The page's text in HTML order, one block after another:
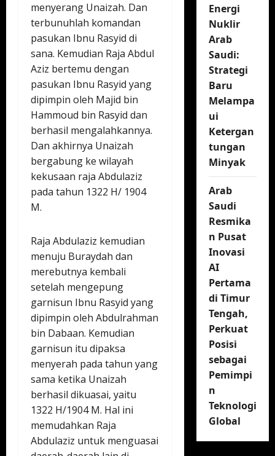
menyerang Unaizah. Dan
terbunuhlah komandan
pasukan Ibnu Rasyid di
sana. Kemudian Raja Abdul
Aziz bertemu dengan
pasukan Ibnu Rasyid yang
dipimpin oleh Majid bin
Hammoud bin Rasyid dan
berhasil mengalahkannya.
Dan akhirnya Unaizah
bergabung ke wilayah
kekusaan raja Abdulaziz
pada tahun 1322 H/ 1904
M.
Raja Abdulaziz kemudian
menuju Buraydah dan
merebutnya kembali
setelah mengepung
garnisun Ibnu Rasyid yang
dipimpin oleh Abdulrahman
bin Dabaan. Kemudian
garnisun itu dipaksa
menyerah pada tahun yang
sama ketika Unaizah
berhasil dikuasai, yaitu
1322 H/1904 M. Hal ini
memudahkan Raja
Abdulaziz untuk menguasai
Energi
Nuklir
Arab
Saudi:
Strategi
Baru
Melampa
ui
Ketergan
tungan
Minyak
Arab
Saudi
Resmika
n Pusat
Inovasi
AI
Pertama
di Timur
Tengah,
Perkuat
Posisi
sebagai
Pemimpi
n
Teknologi
Global